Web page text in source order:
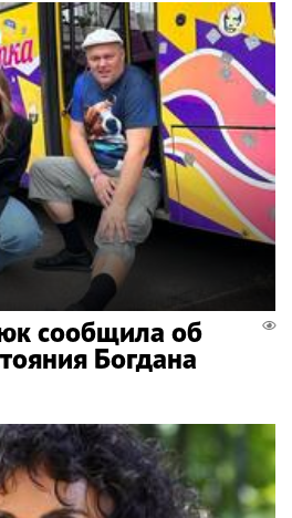
сообщила об
Богдана